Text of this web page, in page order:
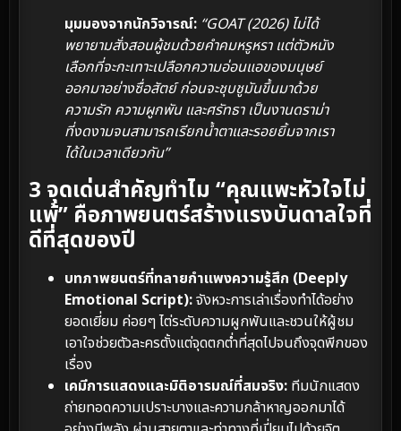
มุมมองจากนักวิจารณ์: “GOAT (2026) ไม่ได้
พยายามสั่งสอนผู้ชมด้วยคำคมหรูหรา แต่ตัวหนัง
เลือกที่จะกะเทาะเปลือกความอ่อนแอของมนุษย์
ออกมาอย่างซื่อสัตย์ ก่อนจะชุบชูมันขึ้นมาด้วย
ความรัก ความผูกพัน และศรัทธา เป็นงานดราม่า
ที่งดงามจนสามารถเรียกน้ำตาและรอยยิ้มจากเรา
ได้ในเวลาเดียวกัน”
3 จุดเด่นสำคัญทำไม “คุณแพะหัวใจไม่
แพ้” คือภาพยนตร์สร้างแรงบันดาลใจที่
ดีที่สุดของปี
บทภาพยนตร์ที่ทลายกำแพงความรู้สึก (Deeply
Emotional Script):จังหวะการเล่าเรื่องทำได้อย่าง
ยอดเยี่ยม ค่อยๆ ไต่ระดับความผูกพันและชวนให้ผู้ชม
เอาใจช่วยตัวละครตั้งแต่จุดตกต่ำที่สุดไปจนถึงจุดพีกของ
เรื่อง
เคมีการแสดงและมิติอารมณ์ที่สมจริง: ทีมนักแสดง
ถ่ายทอดความเปราะบางและความกล้าหาญออกมาได้